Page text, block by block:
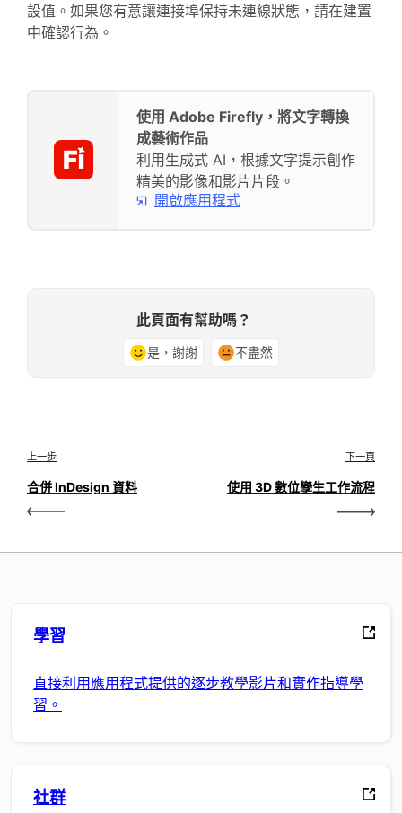
設值。如果您有意讓連接埠保持未連線狀態，請在建置
中確認行為。
使用 Adobe Firefly，將文字轉換
成藝術作品
利用生成式 AI，根據文字提示創作
精美的影像和影片片段。
開啟應用程式
此頁面有幫助嗎？
是，謝謝 不盡然
上一步
合併 InDesign 資料
下一頁
使用 3D 數位孿生工作流程
學習
直接利用應用程式提供的逐步教學影片和實作指導學
習。
社群